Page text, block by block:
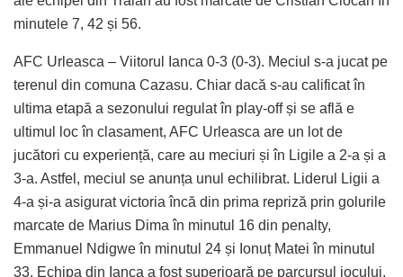
minutele 7, 42 și 56.
AFC Urleasca – Viitorul Ianca 0-3 (0-3). Meciul s-a jucat pe
terenul din comuna Cazasu. Chiar dacă s-au calificat în
ultima etapă a sezonului regulat în play-off și se află e
ultimul loc în clasament, AFC Urleasca are un lot de
jucători cu experiență, care au meciuri și în Ligile a 2-a și a
3-a. Astfel, meciul se anunța unul echilibrat. Liderul Ligii a
4-a și-a asigurat victoria încă din prima repriză prin golurile
marcate de Marius Dima în minutul 16 din penalty,
Emmanuel Ndigwe în minutul 24 și Ionuț Matei în minutul
33. Echipa din Ianca a fost superioară pe parcursul jocului,